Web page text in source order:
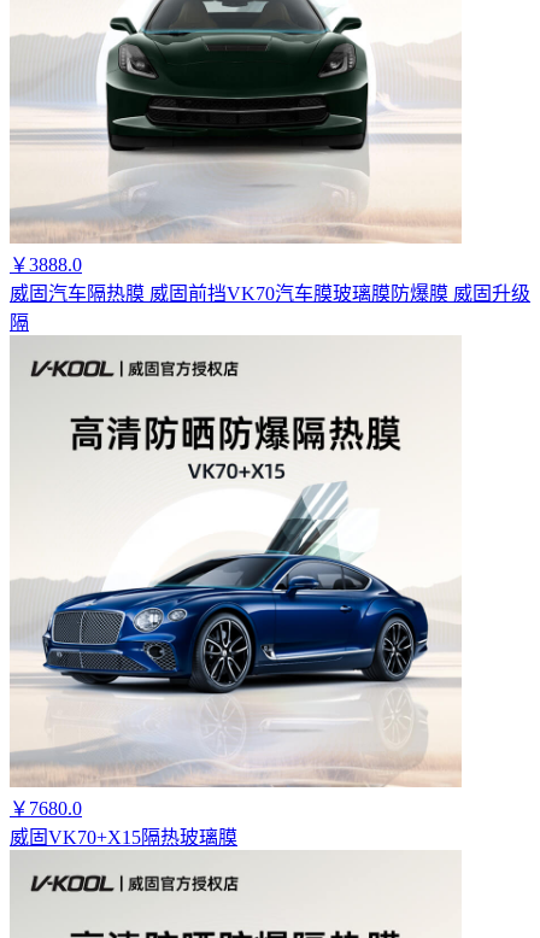
￥3888.0
威固汽车隔热膜 威固前挡VK70汽车膜玻璃膜防爆膜 威固升级
隔
￥7680.0
威固VK70+X15隔热玻璃膜